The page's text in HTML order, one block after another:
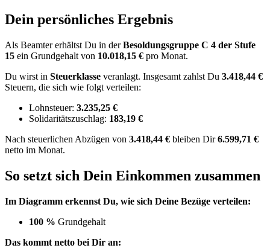
Dein persönliches Ergebnis
Als Beamter erhältst Du in derBesoldungsgruppe C 4 der Stufe
15 ein Grundgehalt von 10.018,15 € pro Monat.
Du wirst in Steuerklasse veranlagt. Insgesamt zahlst Du 3.418,44 €
Steuern, die sich wie folgt verteilen:
Lohnsteuer: 3.235,25 €
Solidaritätszuschlag: 183,19 €
Nach steuerlichen Abzügen von 3.418,44 € bleiben Dir6.599,71 €
netto im Monat.
So setzt sich Dein Einkommen zusammen
Im Diagramm erkennst Du, wie sich Deine Bezüge verteilen:
100 % Grundgehalt
Das kommt netto bei Dir an: